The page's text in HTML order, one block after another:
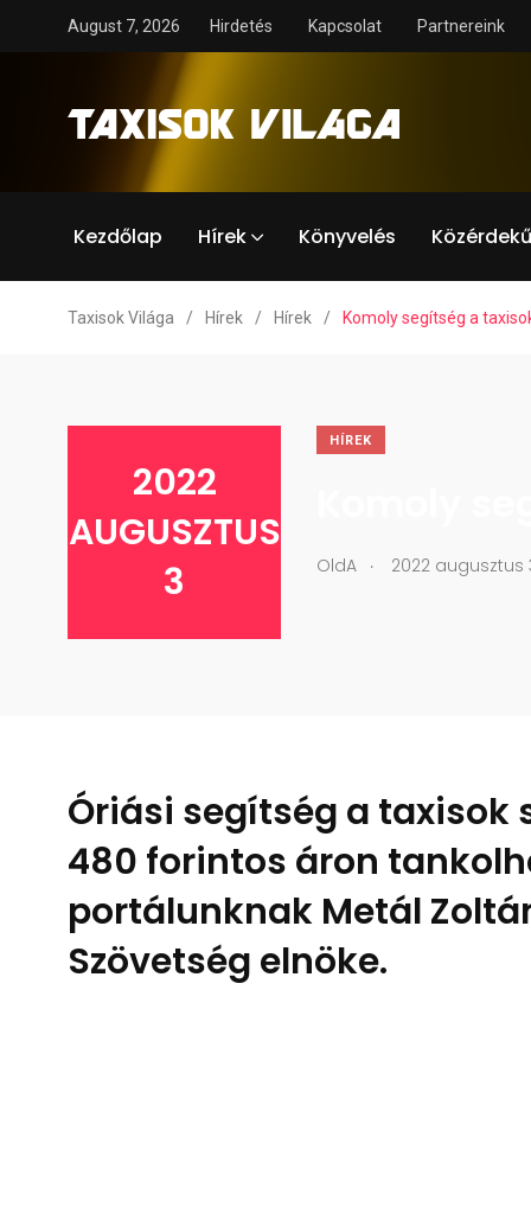
August 7, 2026 Hirdetés Kapcsolat Partnereink
Kezdőlap Hírek Könyvelés
Taxisok Világa / Hírek / Hírek / Komoly segítség a
2022
AUGUSZTUS
3
HÍREK
OldA . 2022 augusztus
Óriási segítség a
480 forintos áron
portálunknak Metál
Szövetség elnöke.